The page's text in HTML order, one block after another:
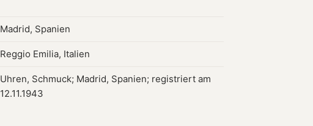
Madrid, Spanien
Reggio Emilia, Italien
Uhren, Schmuck; Madrid, Spanien; registriert am
12.11.1943